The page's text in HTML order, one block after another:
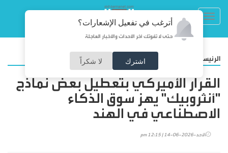
أترغب في تفعيل الإشعارات؟
حتى لا تفوتك آخر الأحداث والأخبار العاجلة
اشترك لا شكراً الرئيسية
القرار الأميركي بتعطيل بعض نماذج
"أنثروبيك" يهز سوق الذكاء
الاصطناعي في الهند
الأحد-2026-06-14 | 12:15 pm